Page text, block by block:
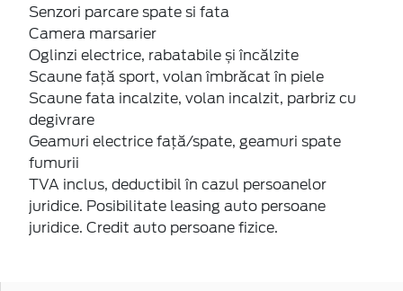
Senzori parcare spate si fata
Camera marsarier
Oglinzi electrice, rabatabile și încălzite
Scaune față sport, volan îmbrăcat în piele
Scaune fata incalzite, volan incalzit, parbriz cu
degivrare
Geamuri electrice față/spate, geamuri spate
fumurii
TVA inclus, deductibil în cazul persoanelor
juridice. Posibilitate leasing auto persoane
juridice. Credit auto persoane fizice.